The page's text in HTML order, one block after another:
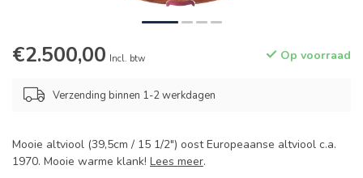
€2.500,00 Incl. btw Op voorraad
Verzending binnen 1-2 werkdagen
Mooie altviool (39,5cm / 15 1/2") oost Europeaanse altviool c.a.
1970. Mooie warme klank! Lees meer.